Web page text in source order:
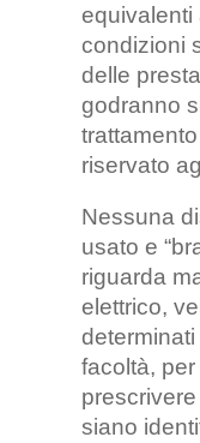
equivalenti
condizioni
delle
godranno
riservato
Nessuna
usato e
riguarda
elettrico,
facoltà,
siano